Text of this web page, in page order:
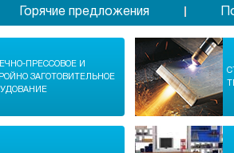
Горячие предложения
ПРЕССОВОЕ И
ЗАГОТОВИТЕЛЬНОЕ